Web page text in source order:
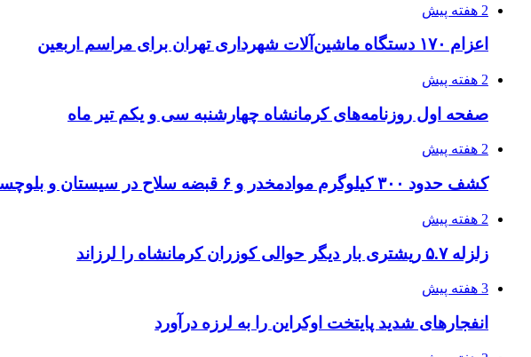
2 هفته پیش
اعزام ۱۷۰ دستگاه ماشین‌آلات شهرداری تهران برای مراسم اربعین
2 هفته پیش
صفحه اول روزنامه‌های کرمانشاه چهارشنبه سی و یکم تیر ماه
2 هفته پیش
کشف حدود ۳۰۰ کیلوگرم موادمخدر و ۶ قبضه سلاح در سیستان و بلوچستان
2 هفته پیش
زلزله ۵.۷ ریشتری بار دیگر حوالی کوزران کرمانشاه را لرزاند
3 هفته پیش
انفجارهای شدید پایتخت اوکراین را به لرزه درآورد